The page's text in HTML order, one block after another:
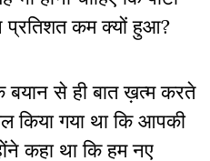
प्रतिशत कम क्यों हुआ?
से ही बात ख़त्म करते
गया था कि आपकी
कहा था कि हम नए